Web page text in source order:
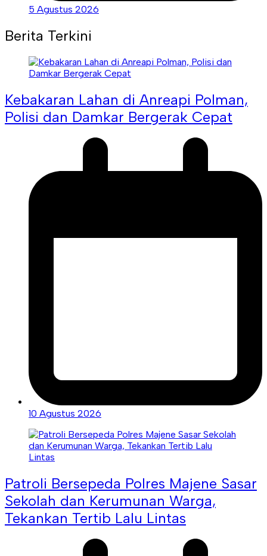
5 Agustus 2026
Berita Terkini
Kebakaran Lahan di Anreapi Polman,
Polisi dan Damkar Bergerak Cepat
10 Agustus 2026
Patroli Bersepeda Polres Majene Sasar
Sekolah dan Kerumunan Warga,
Tekankan Tertib Lalu Lintas